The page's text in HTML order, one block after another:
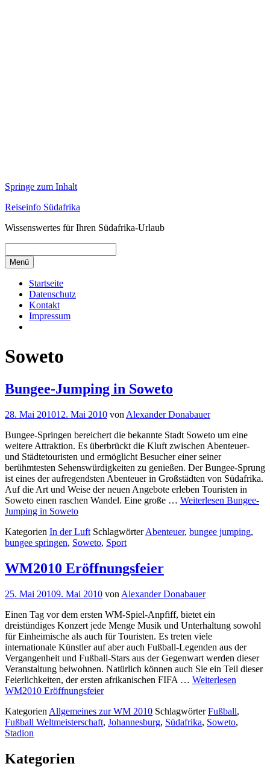
Springe zum Inhalt
Reiseinfo Südafrika
Wissenswertes für Ihren Südafrika-Urlaub
Menü
Startseite
Datenschutz
Kontakt
Impressum
Soweto
Bungee-Jumping in Soweto
28. Mai 201012. Mai 2010 von Alexander Donabauer
Bungee-Springen bereichert die bekannte Stadt Soweto um eine
weitere Attraktion. Es überbrückt die Kluft zwischen Abenteuer-
und Städtetouristen und ermöglicht Besucher einer seiner
berühmtesten Sehenswürdigkeiten zu genießen. Der Bungee-Sprung
ist eines der aufregendsten Abenteuer in Großstädten von Südafrika.
Auf die Art und Weise der neuen Angebote erleben Touristen in
Soweto einen raschen Wandel. Eine große … Weiterlesen Bungee-
Jumping in Soweto
Kategorien In der Luft SchlagwörterAbenteuer, bungee jumping,
bungee springen, Soweto, Sport
WM2010 Eröffnungsfeier
25. Mai 20109. Mai 2010 von Alexander Donabauer
Einen Tag vor dem ersten WM-Spiel-Anpfiff, bietet ein
dreistündiges Konzert jede Menge Musik und Unterhaltung sowohl
für Einheimische als auch für Touristen. Es treten viele
internationale Künstler auf aber auch Fußball-Legenden aus der
Vergangenheit und Fußball-Stars aus der Gegenwart werden dieser
Veranstaltung beiwohnen. Natürlich können auch Sie ein Teil dieser
Feierlichkeiten, der ersten afrikanischen FIFA … Weiterlesen
WM2010 Eröffnungsfeier
Kategorien Allgemeines zur WM 2010 SchlagwörterFußball,
Fußball Weltmeisterschaft, Johannesburg, Südafrika, Soweto,
Stadion
Kategorien